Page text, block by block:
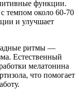
функции.
темпом около 60-70
и улучшает
ритмы —
Естественный
мелатонина
что помогает